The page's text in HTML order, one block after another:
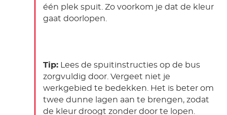
één plek spuit. Zo voorkom je dat de kleur
gaat doorlopen.
Tip: Lees de spuitinstructies op de bus
zorgvuldig door. Vergeet niet je
werkgebied te bedekken. Het is beter om
twee dunne lagen aan te brengen, zodat
de kleur droogt zonder door te lopen.